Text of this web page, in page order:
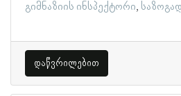
გიმნაზიის ინსპექტორი
დაწვრილებით